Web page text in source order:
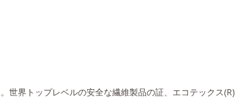
世界トップレベルの安全な繊維製品の証、エコテックス(R)